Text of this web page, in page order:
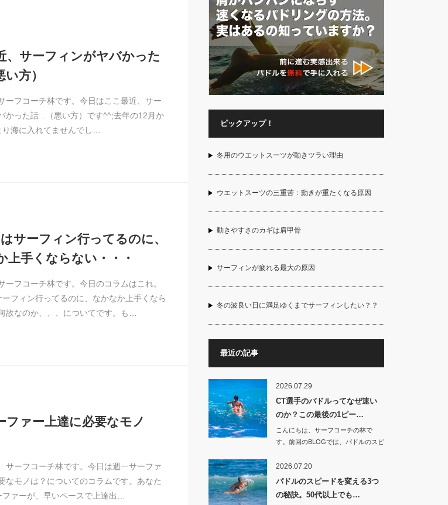
、サーフィンがヤバかった
方）
ーフコーチ林です。今日はここ最近、サー
かった話...（悪い方）です^^;去年の12月か
り海に入れてませんでし…
サーフィン行ってるのに、
上手くならない・・・
ーフコーチ林です。今日のコラムはこれ。
フィン行ってるのに、なかなか上手くなら
故なのか、、、についてです。も…
ファー上達に必要なモノ
サーフコーチ林です。今日は週一サーファ
なモノは？についてのコラムです。あなた
ァーが、早いペースで上達出…
ピックアップ！
冬用のウエットスーツが動きツラい理由
ウエットスーツの三重苦：動きが重たくなる原因
動きやすさのカギは肩甲骨
サーフィンが疲れる最大の原因
冬の波良い日に満足ゆくまでサーフィンしたい？？
最近の記事
2026.07.29
CT選手のパドルってなぜ速い
のか？この最後の1ピー…
こんにちは、サーフコーチの林で
す。前回のBLOGでは、パドルのスピ
2026.07.20
パドルのスピードを変える3つ
の秘訣。50代以上でも…